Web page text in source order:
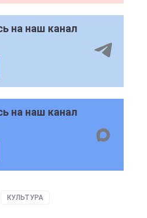
на наш канал
на наш канал
КУЛЬТУРА